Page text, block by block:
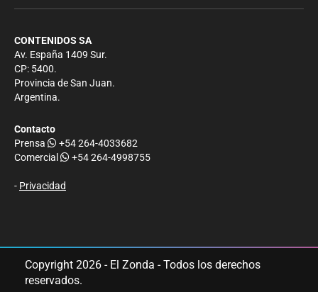
CONTENIDOS SA
Av. España 1409 Sur.
CP: 5400.
Provincia de San Juan.
Argentina.
Contacto
Prensa
+54 264-4033682
Comercial
+54 264-4998755
- Privacidad
Copyright 2026 - El Zonda - Todos los derechos
reservados.